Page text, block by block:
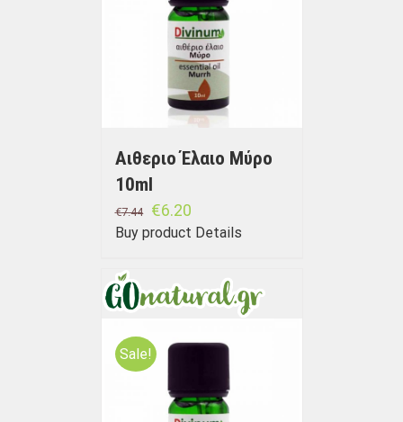
Αιθεριο Έλαιο Μύρο
10ml
€7.44 €6.20
Buy product Details
Sale!